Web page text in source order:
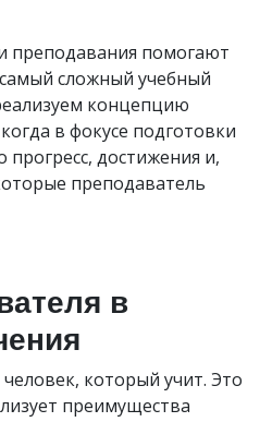
преподавания помогают
сложный учебный
концепцию
в фокусе подготовки
прогресс, достижения и,
преподаватель
в
который учит. Это
преимущества